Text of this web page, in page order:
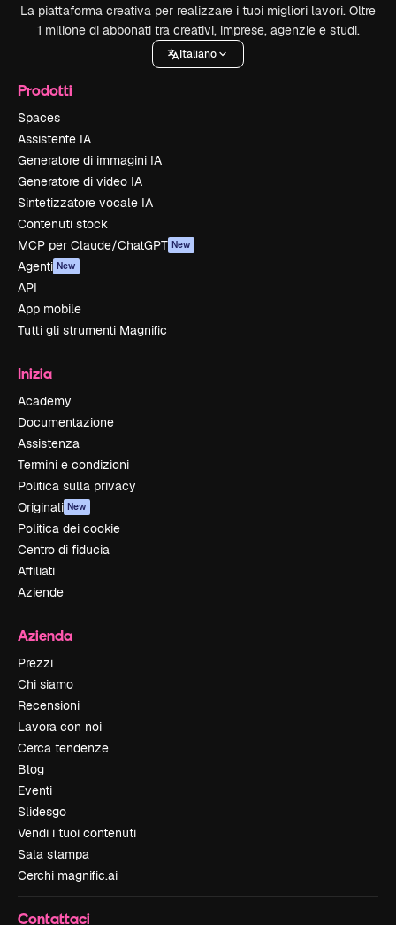
La piattaforma creativa per realizzare i tuoi migliori lavori. Oltre
1 milione di abbonati tra creativi, imprese, agenzie e studi.
Italiano
Prodotti
Spaces
Assistente IA
Generatore di immagini IA
Generatore di video IA
Sintetizzatore vocale IA
Contenuti stock
MCP per Claude/ChatGPT New
Agenti New
API
App mobile
Tutti gli strumenti Magnific
Inizia
Academy
Documentazione
Assistenza
Termini e condizioni
Politica sulla privacy
Originali New
Politica dei cookie
Centro di fiducia
Affiliati
Aziende
Azienda
Prezzi
Chi siamo
Recensioni
Lavora con noi
Cerca tendenze
Blog
Eventi
Slidesgo
Vendi i tuoi contenuti
Sala stampa
Cerchi magnific.ai
Contattaci